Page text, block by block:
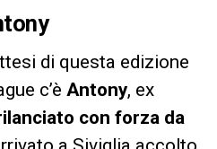
di questa edizione
c’è Antony, ex
con forza da